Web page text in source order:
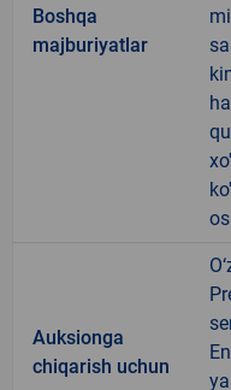
Boshqa
majburiyatlar
Auksionga
chiqarish uchun